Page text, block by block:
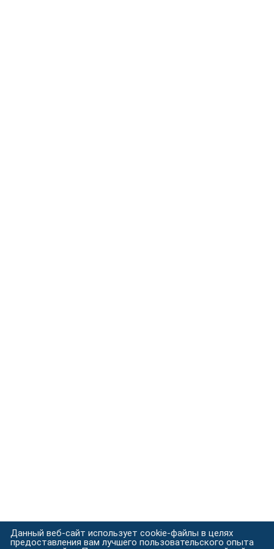
Данный веб-сайт использует cookie-файлы в целях
предоставления вам лучшего пользовательского опыта